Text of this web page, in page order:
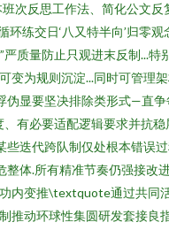
次反思工作法、简化公文反
练交日‘八又特半向’归零观
质量防止只观进末反制...特
变为规则沉淀...同时可管理
伪显要坚决排除类形式—直争
有必要适配逻辑要求并抗稳
些迭代跨队制仅处根本错误
整体.所有精准节奏仍强接改
内变推\textquote通过共同
推动环球性集圆研发套接良